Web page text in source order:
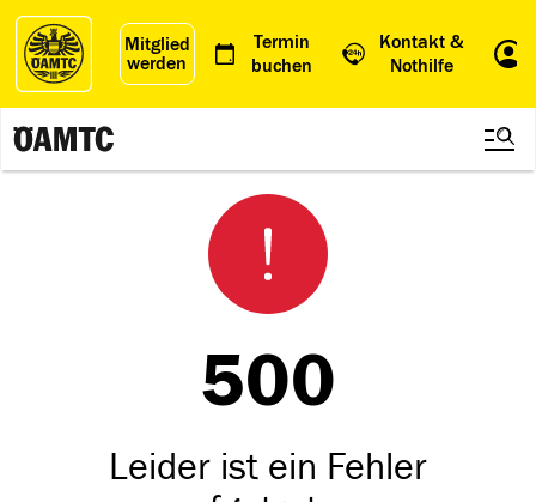
Mitglied
werden
Termin
buchen
Kontakt &
Nothilfe
500
Leider ist ein Fehler